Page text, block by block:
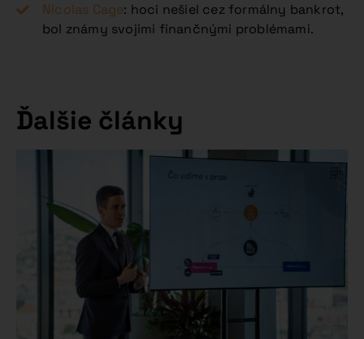
Nicolas Cage: hoci nešiel cez formálny bankrot,
bol známy svojimi finančnými problémami.
Ďalšie články